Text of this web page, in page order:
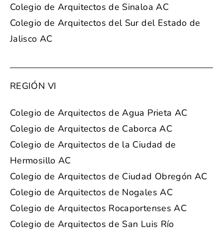
Colegio de Arquitectos de Sinaloa AC
Colegio de Arquitectos del Sur del Estado de
Jalisco AC
REGIÓN VI
Colegio de Arquitectos de Agua Prieta AC
Colegio de Arquitectos de Caborca AC
Colegio de Arquitectos de la Ciudad de
Hermosillo AC
Colegio de Arquitectos de Ciudad Obregón AC
Colegio de Arquitectos de Nogales AC
Colegio de Arquitectos Rocaportenses AC
Colegio de Arquitectos de San Luis Río